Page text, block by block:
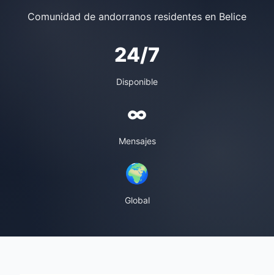
Comunidad de andorranos residentes en Belice
24/7
Disponible
∞
Mensajes
🌍
Global